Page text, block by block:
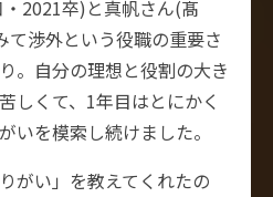
2021卒)と真帆さん(髙
渉外という役職の重要さ
。自分の理想と役割の大き
しくて、1年目はとにかく
いを模索し続けました。
がい」を教えてくれたの